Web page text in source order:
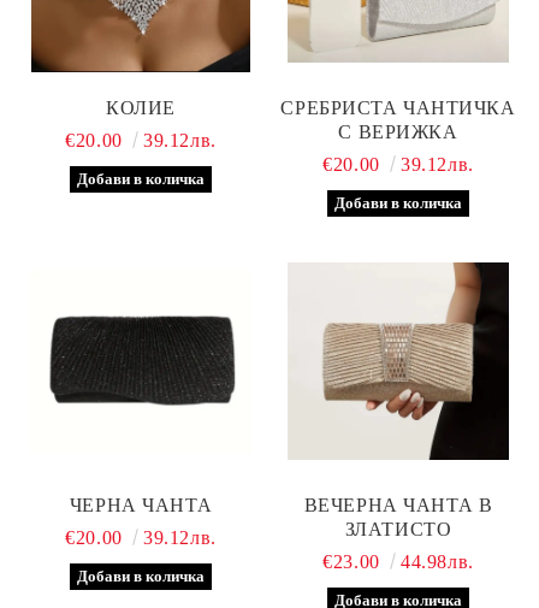
КОЛИЕ
€20.00
39.12лв.
СРЕБРИСТА ЧАНТИЧКА
С ВЕРИЖКА
€20.00
39.12лв.
ЧЕРНА ЧАНТА
€20.00
39.12лв.
ВЕЧЕРНА ЧАНТА В
ЗЛАТИСТО
€23.00
44.98лв.